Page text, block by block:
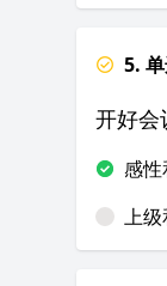
5.
开好会
感性
上级